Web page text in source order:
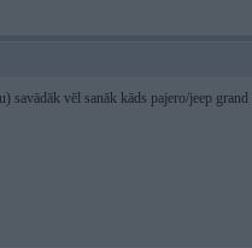
vēl sanāk kāds pajero/jeep grand